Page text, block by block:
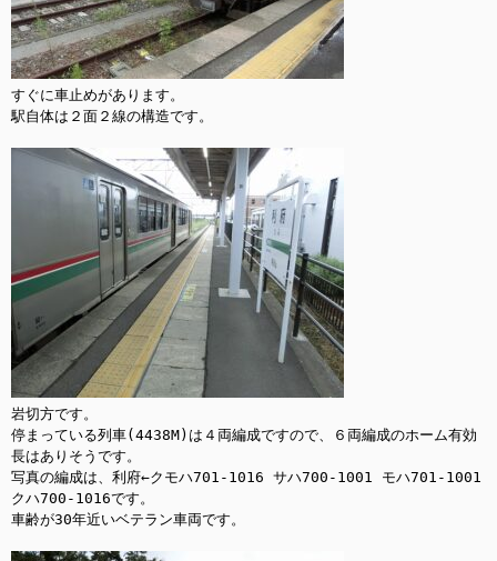
すぐに車止めがあります。
駅自体は２面２線の構造です。
岩切方です。
停まっている列車(4438M)は４両編成ですので、６両編成のホーム有効
長はありそうです。
写真の編成は、利府←クモハ701-1016 サハ700-1001 モハ701-1001
クハ700-1016です。
車齢が30年近いベテラン車両です。